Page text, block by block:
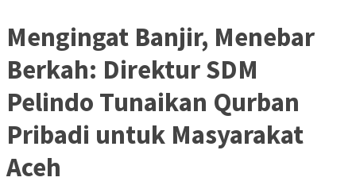
Mengingat Banjir, Menebar
Berkah: Direktur SDM
Pelindo Tunaikan Qurban
Pribadi untuk Masyarakat
Aceh